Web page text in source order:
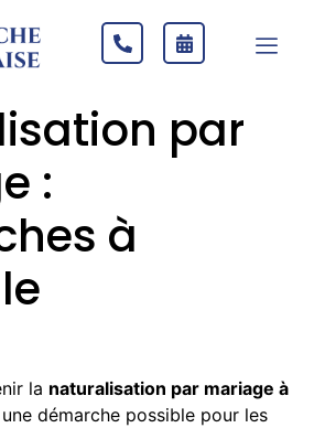
par
:
à
la naturalisation par mariage à
une démarche possible pour les